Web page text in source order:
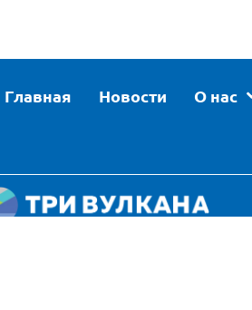
Главная Новости О нас